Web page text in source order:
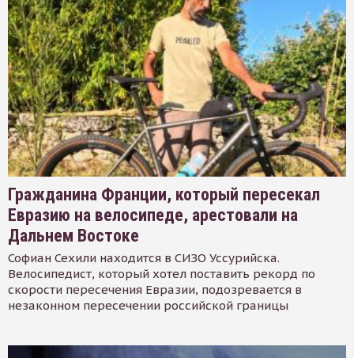
Гражданина Франции, который пересекал
Евразию на велосипеде, арестовали на
Дальнем Востоке
Софиан Сехили находится в СИЗО Уссурийска.
Велосипедист, который хотел поставить рекорд по
скорости пересечения Евразии, подозревается в
незаконном пересечении российской границы